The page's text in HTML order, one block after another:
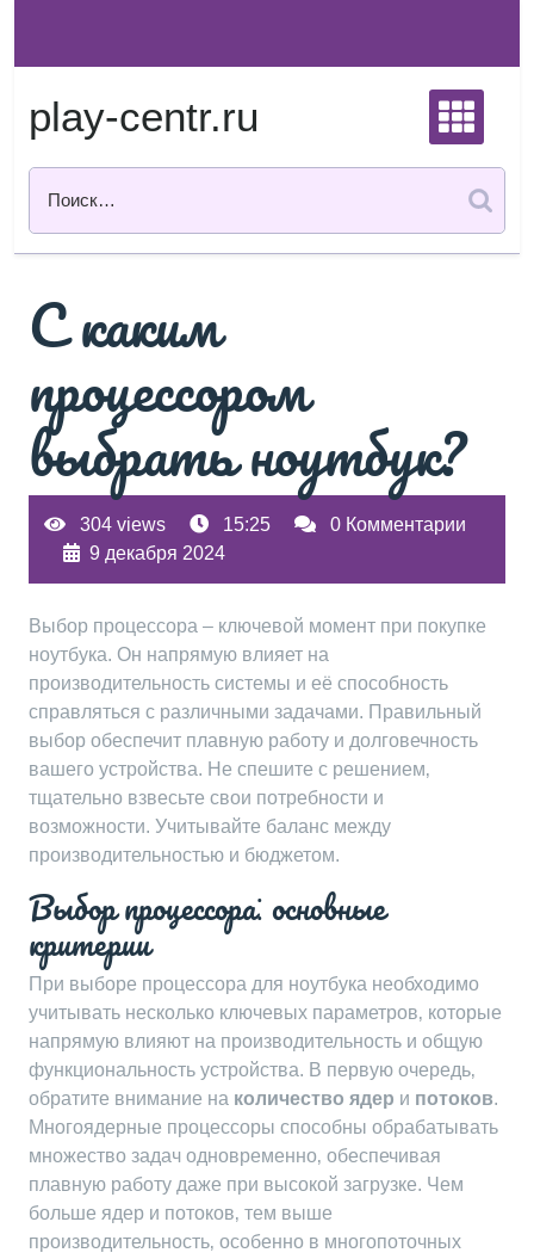
содержимому
play-centr.ru
С каким
процессором
выбрать ноутбук?
304 views 15:25
0 Комментарии
9 декабря 2024
Выбор процессора – ключевой момент при покупке
ноутбука. Он напрямую влияет на
производительность системы и её способность
справляться с различными задачами. Правильный
выбор обеспечит плавную работу и долговечность
вашего устройства. Не спешите с решением‚
тщательно взвесьте свои потребности и
возможности. Учитывайте баланс между
производительностью и бюджетом.
Выбор процессора⁚ основные
критерии
При выборе процессора для ноутбука необходимо
учитывать несколько ключевых параметров‚ которые
напрямую влияют на производительность и общую
функциональность устройства. В первую очередь‚
обратите внимание на количество ядер и потоков.
Многоядерные процессоры способны обрабатывать
множество задач одновременно‚ обеспечивая
плавную работу даже при высокой загрузке. Чем
больше ядер и потоков‚ тем выше
производительность‚ особенно в многопоточных